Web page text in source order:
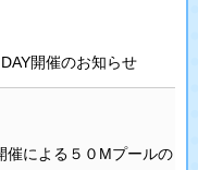
開催のお知らせ
催による５０Mプールの